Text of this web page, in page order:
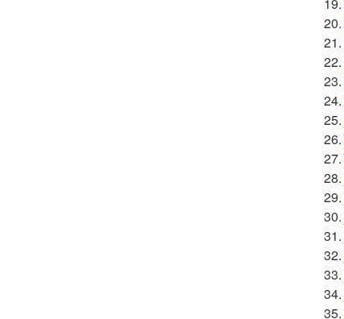
20.
21.
22.
23.
24.
25.
26.
27.
28.
29.
30.
31.
32.
33.
34.
35.